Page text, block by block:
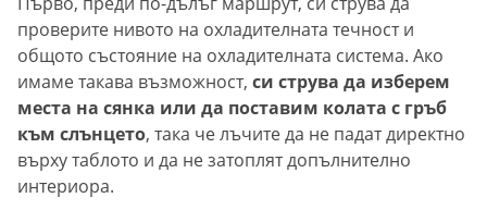
проверите нивото на охладителната течност и
общото състояние на охладителната система. Ако
имаме такава възможност, си струва да изберем
места на сянка или да поставим колата с гръб
към слънцето, така че лъчите да не падат директно
върху таблото и да не затоплят допълнително
интериора.